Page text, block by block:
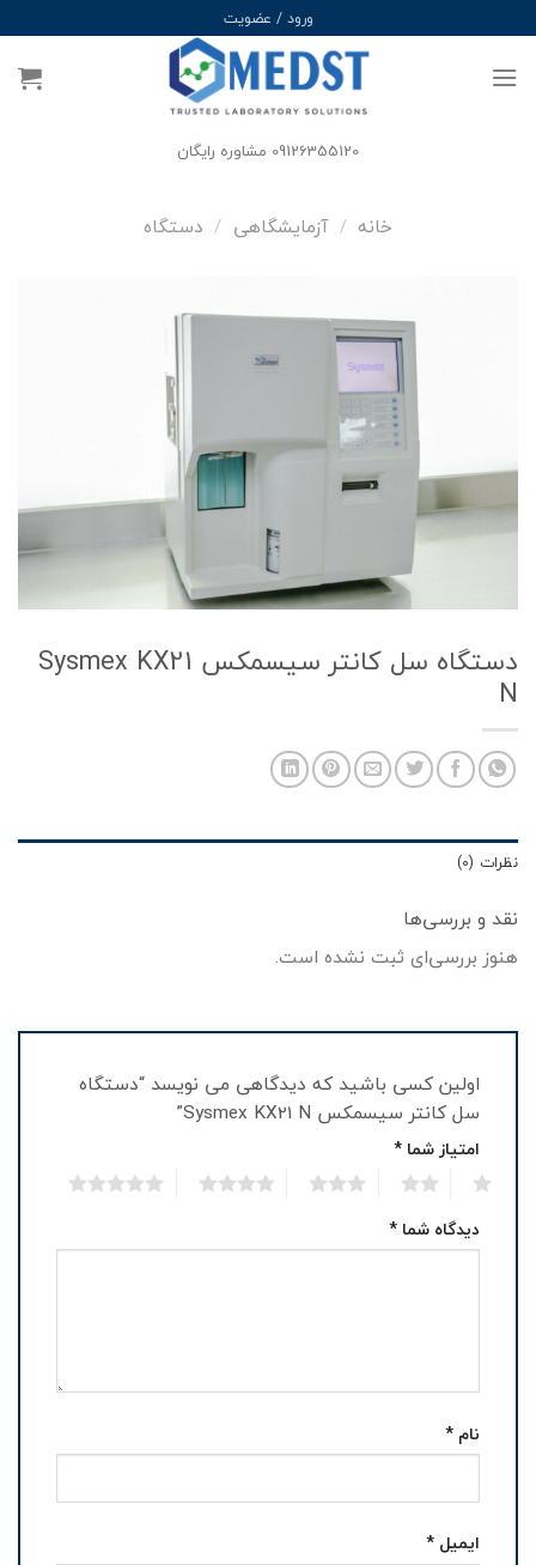
to
content
ورود / عضویت
09126355120 مشاوره رایگان
خانه / آزمایشگاهی / دستگاه
دستگاه سل کانتر سیسمکس Sysmex KX21
N
نظرات (0)
نقد و بررسی‌ها
هنوز بررسی‌ای ثبت نشده است.
اولین کسی باشید که دیدگاهی می نویسد “دستگاه
سل کانتر سیسمکس Sysmex KX21 N”
امتیاز شما *
دیدگاه شما *
نام *
ایمیل *